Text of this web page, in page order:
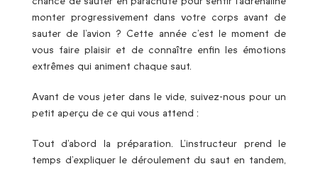
monter progressivement dans votre corps avant de
sauter de l’avion ? Cette année c’est le moment de
vous faire plaisir et de connaître enfin les émotions
extrêmes qui animent chaque saut.
Avant de vous jeter dans le vide, suivez-nous pour un
petit aperçu de ce qui vous attend :
Tout d’abord la préparation. L’instructeur prend le
temps d’expliquer le déroulement du saut en tandem,